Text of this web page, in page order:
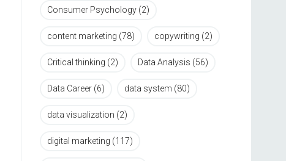
Consumer Psychology (2)
content marketing (78) copywriting (2)
Critical thinking (2) Data Analysis (56)
Data Career (6) data system (80)
data visualization (2)
digital marketing (117)